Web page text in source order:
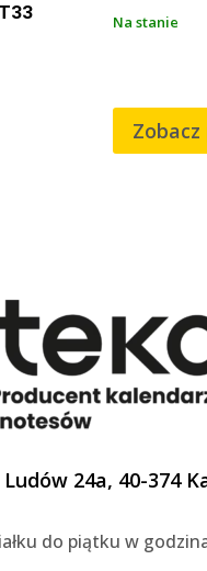
Na stanie
24a, 40-374
do piątku w